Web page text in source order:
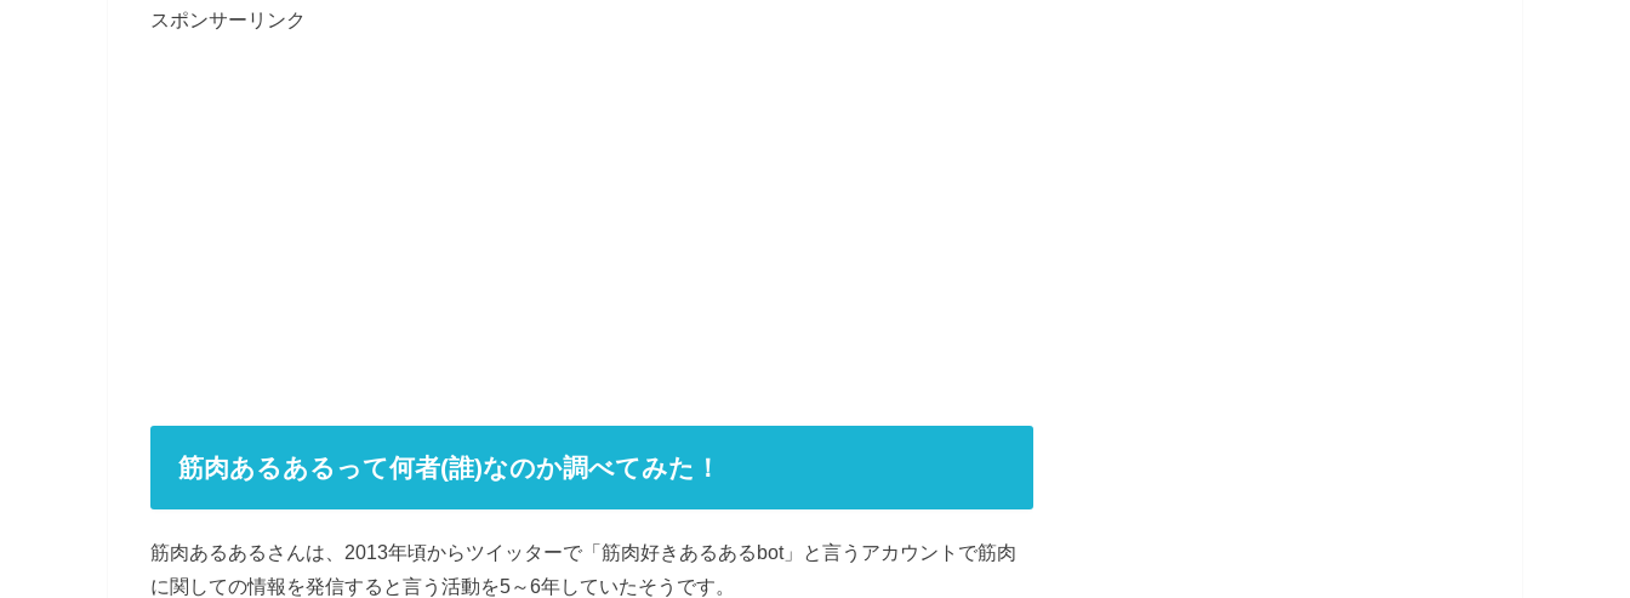
スポンサーリンク
筋肉あるあるって何者(誰)なのか調べてみた！
筋肉あるあるさんは、2013年頃からツイッターで「筋肉好きあるあるbot」と言うアカウントで筋肉
に関しての情報を発信すると言う活動を5～6年していたそうです。